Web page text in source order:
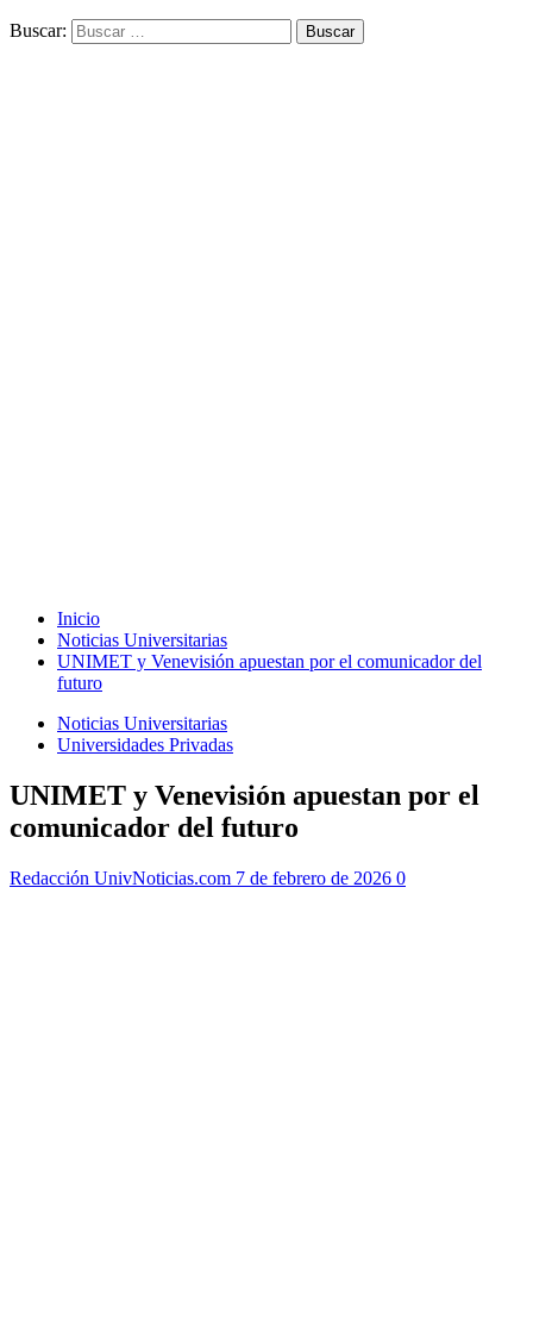
Buscar:
Inicio
Noticias Universitarias
UNIMET y Venevisión apuestan por el comunicador del
futuro
Noticias Universitarias
Universidades Privadas
UNIMET y Venevisión apuestan por el
comunicador del futuro
Redacción UnivNoticias.com 7 de febrero de 2026 0